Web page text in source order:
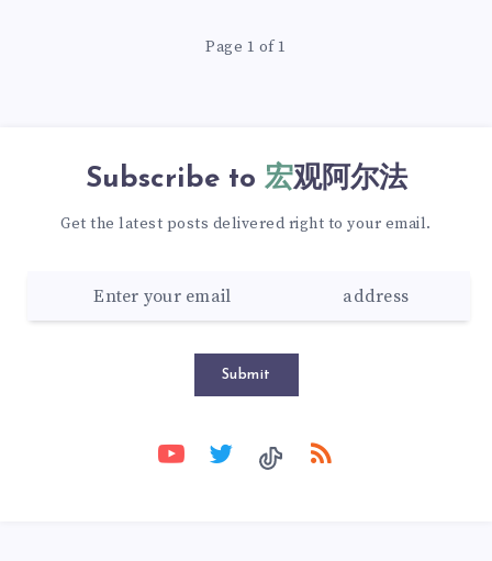
Page 1 of 1
Subscribe to 宏观阿尔法
Get the latest posts delivered right to your email.
Submit